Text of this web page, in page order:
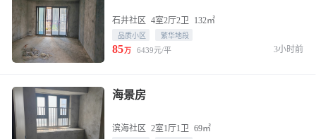
石井社区 4室2厅2卫 132㎡
品质小区 繁华地段
85万 6439元/平 3小时前
海景房
滨海社区 2室1厅1卫 69㎡